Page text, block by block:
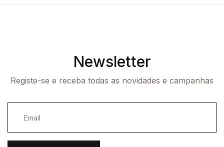
Newsletter
Registe-se e receba todas as novidades e campanhas